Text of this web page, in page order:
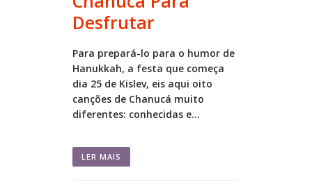
Desfrutar
Para prepará-lo para o humor de
Hanukkah, a festa que começa
dia 25 de Kislev, eis aqui oito
canções de Chanucá muito
diferentes: conhecidas e...
LER MAIS